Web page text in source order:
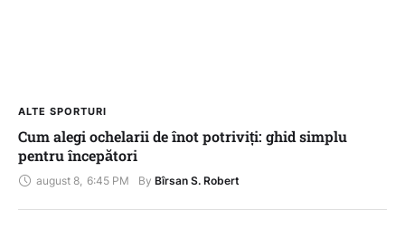
ALTE SPORTURI
Cum alegi ochelarii de înot potriviți: ghid simplu
pentru începători
august 8 6:45 PM By Bîrsan S. Robert